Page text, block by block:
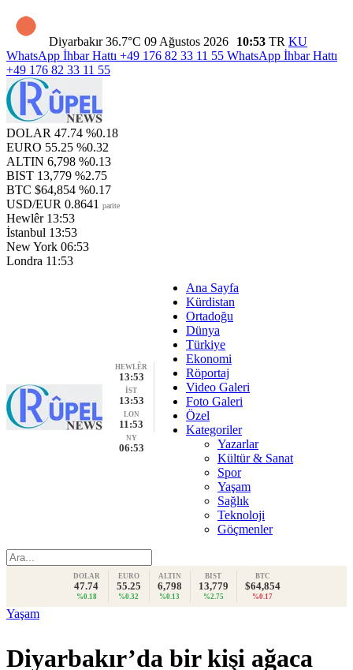
Diyarbakır 36.7°C 09 Ağustos 2026 10:53 TR KU
WhatsApp İhbar Hattı +49 176 82 33 11 55 WhatsApp İhbar Hattı
+49 176 82 33 11 55
DOLAR 47.74 %0.18
EURO 55.25 %0.32
ALTIN 6,798 %0.13
BIST 13,779 %2.75
BTC $64,854 %0.17
USD/EUR 0.8641 parite
Hewlêr 13:53
İstanbul 13:53
New York 06:53
Londra 11:53
HEWLÊR
13:53
İST
13:53
LON
11:53
NY
06:53
Ana Sayfa
Kürdistan
Ortadoğu
Dünya
Türkiye
Ekonomi
Röportaj
Video Galeri
Foto Galeri
Özel
Kategoriler
Yazarlar
Kültür & Sanat
Spor
Yaşam
Sağlık
Teknoloji
Göçmenler
DOLAR
47.74
%0.18
EURO
55.25
%0.32
ALTIN
6,798
%0.13
BIST
13,779
%2.75
BTC
$64,854
%0.17
Yaşam
Diyarbakır’da bir kişi ağaca